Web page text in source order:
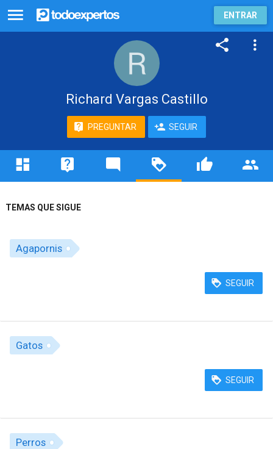
ENTRAR
Richard Vargas Castillo
PREGUNTAR SEGUIR
TEMAS QUE SIGUE
Agapornis
SEGUIR
Gatos
SEGUIR
Perros